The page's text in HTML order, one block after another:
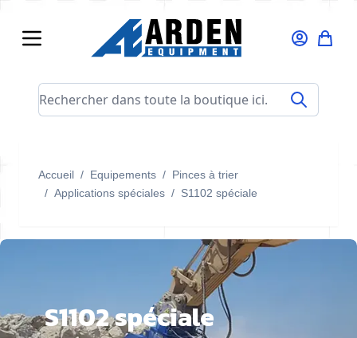
Rechercher dans toute la boutique ici...
Accueil / Equipements / Pinces à trier
/ Applications spéciales / S1102 spéciale
S1102 spéciale